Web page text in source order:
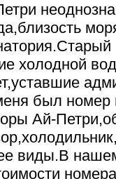
холодной
был номер
Ай-
виды.В